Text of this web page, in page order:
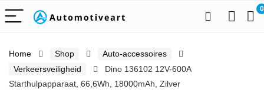
0
Home Shop
Auto-accessoires
Verkeersveiligheid
Dino 136102 12V-600A
Starthulpapparaat, 66,6Wh, 18000mAh, Zilver